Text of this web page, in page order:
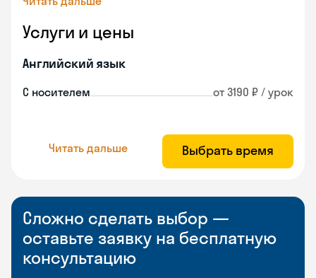
Услуги и цены
Английский язык
С носителем от 3190 ₽ / урок
Читать дальше Выбрать время
Сложно сделать выбор —
оставьте заявку на бесплатную
консультацию